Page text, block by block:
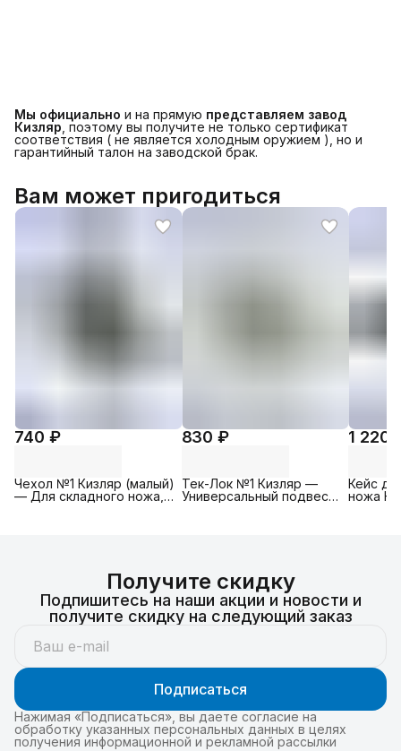
Мы официально и на прямую представляем завод
Кизляр , поэтому вы получите не только сертификат
соответствия ( не является холодным оружием ), но и
гарантийный талон на заводской брак.
Вам может пригодиться
740 ₽
Чехол №1 Кизляр (малый)
— Для складного ножа,
830 ₽
Тек-Лок №1 Кизляр —
Универсальный подвес
1 220
Кейс
ножа
Получите скидку
Подпишитесь на наши акции и новости и
получите скидку на следующий заказ
Подписаться
Нажимая «Подписаться», вы даете согласие на
обработку указанных персональных данных в целях
получения информационной и рекламной рассылки